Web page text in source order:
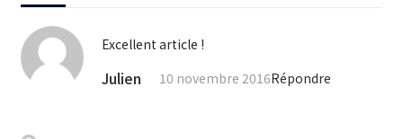
Excellent article !
Julien 10 novembre 2016Répondre